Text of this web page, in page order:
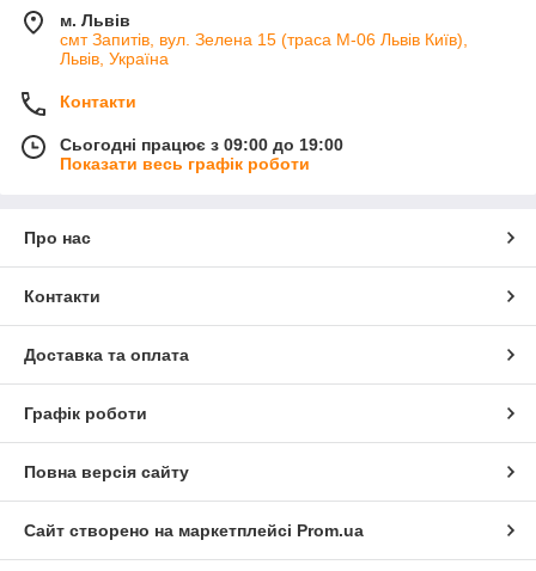
м. Львів
смт Запитів, вул. Зелена 15 (траса М-06 Львів Київ),
Львів, Україна
Контакти
Сьогодні працює з 09:00 до 19:00
Показати весь графік роботи
Про нас
Контакти
Доставка та оплата
Графік роботи
Повна версія сайту
Сайт створено на маркетплейсі Prom.ua